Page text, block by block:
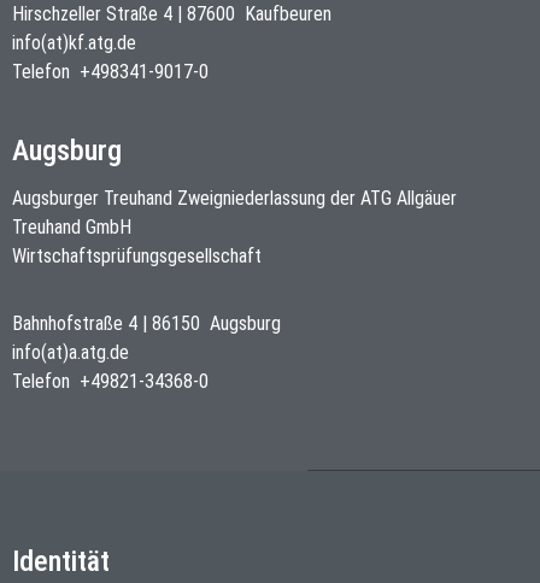
Hirschzeller Straße 4 | 87600 Kaufbeuren
info(at)kf.atg.de
Telefon +498341-9017-0
Augsburg
Augsburger Treuhand Zweigniederlassung der ATG Allgäuer
Treuhand GmbH
Wirtschaftsprüfungsgesellschaft
Bahnhofstraße 4 | 86150 Augsburg
info(at)a.atg.de
Telefon +49821-34368-0
Identität